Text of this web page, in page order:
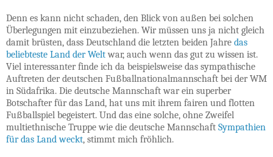
Denn es kann nicht schaden, den Blick von außen bei solchen
Überlegungen mit einzubeziehen. Wir müssen uns ja nicht gleich
damit brüsten, dass Deutschland die letzten beiden Jahre das
beliebteste Land der Weltwar, auch wenn das gut zu wissen ist.
Viel interessanter finde ich da beispielsweise das sympathische
Auftreten der deutschen Fußballnationalmannschaft bei der WM
in Südafrika. Die deutsche Mannschaft war ein superber
Botschafter für das Land, hat uns mit ihrem fairen und flotten
Fußballspiel begeistert. Und das eine solche, ohne Zweifel
multiethnische Truppe wie die deutsche Mannschaft Sympathien
für das Land weckt, stimmt mich fröhlich.